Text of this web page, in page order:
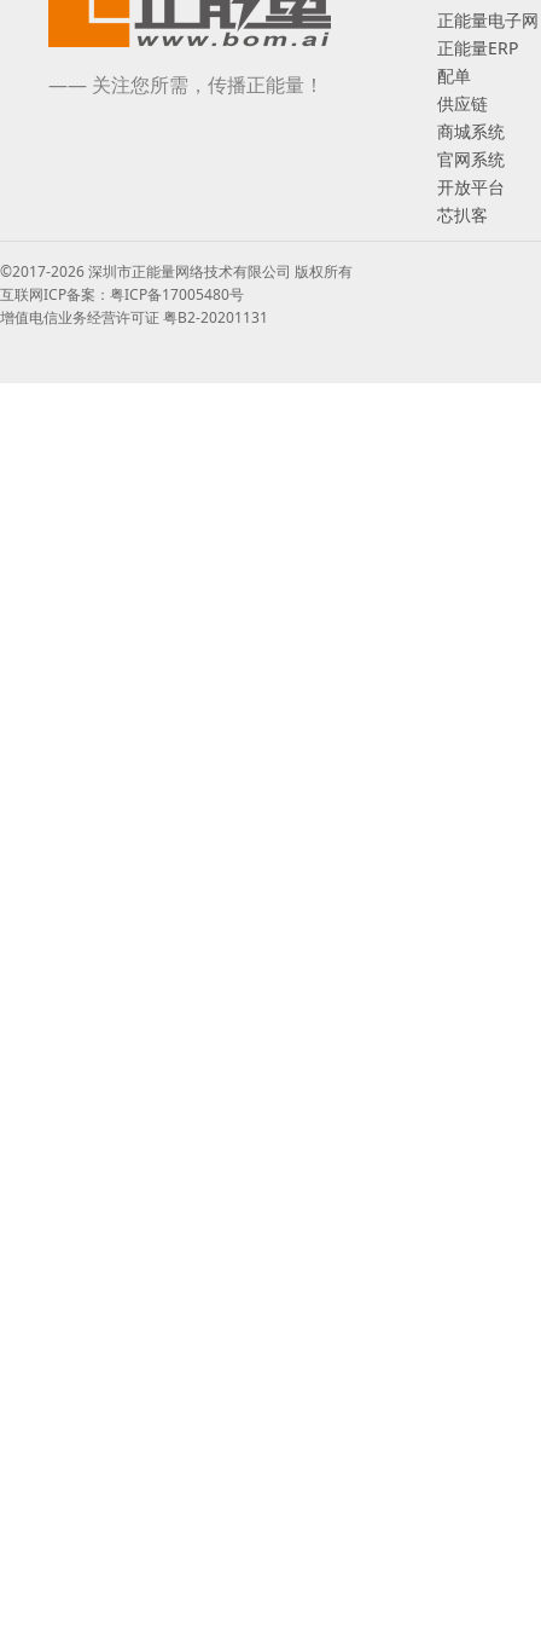
—— 关注您所需，传播正能量！
正能量电子网
正能量ERP
配单
供应链
商城系统
官网系统
开放平台
芯扒客
©2017-2026 深圳市正能量网络技术有限公司 版权所有
互联网ICP备案：粤ICP备17005480号
增值电信业务经营许可证 粤B2-20201131